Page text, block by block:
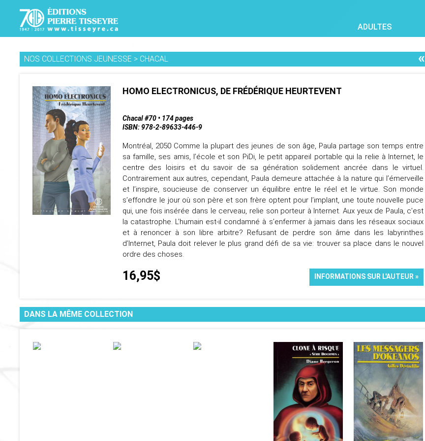
ADULTES
NOS COLLECTIONS JEUNESSE > CHACAL «
HOMO ELECTRONICUS, DE FRÉDÉRIQUE HEURTEVENT
Chacal #70 • 174 pages
ISBN: 978-2-89633-446-9
Montréal, 2050 Comme la plupart des jeunes de son âge, Paula partage son temps entre
sa famille, ses amis, l’école et son PiDi, le petit appareil portable qui la relie à Internet, le
centre des loisirs et du savoir de sa génération solidement ancrée dans le virtuel.
Contrairement aux autres, cependant, Paula demeure attachée à la nature qui l’émerveille
et l’inspire, soucieuse de conserver un équilibre entre le réel et le virtue. Son monde
s’effondre le jour où son père et son frère optent pour l’implant, une toute nouvelle puce
qui, une fois insérée dans le cerveau, relie son porteur à Internet. Aux yeux de Paula, c’est
la catastrophe. L’humain est-il condamné à s’enfermer à jamais dans les réseaux sociaux
et à renoncer à son libre arbitre? Refusant de perdre son âme dans les labyrinthes
d’Internet, Paula doit relever le plus grand défi de sa vie: trouver sa place dans le nouvel
ordre des choses.
16,95$ INFORMATIONS SUR L'AUTEUR »
DANS LA MÊME COLLECTION